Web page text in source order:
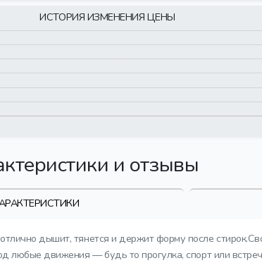
ИСТОРИЯ ИЗМЕНЕНИЯ ЦЕНЫ
и отзывы
дышит, тянется и держит форму после
движения — будь то прогулка, спорт или